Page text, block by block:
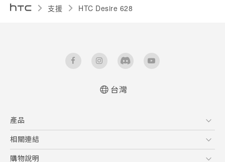
支援 HTC Desire 628‎
台灣
產品
5G
智慧型手機
相關連結
HTC Research
購物說明